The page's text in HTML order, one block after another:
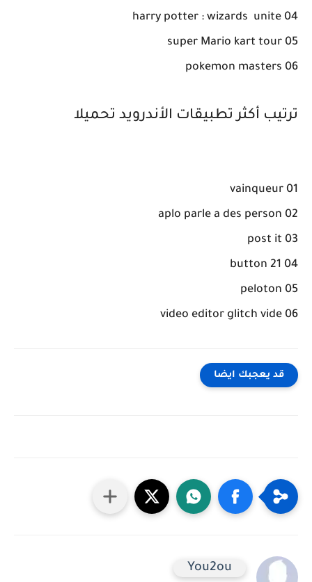
04 harry potter : wizards unite
05 super Mario kart tour
06 pokemon masters
ترتيب أكثر تطبيقات الأندرويد تحميلا
01 vainqueur
02 aplo parle a des person
03 post it
04 21 button
05 peloton
06 video editor glitch vide
قد يعجبك ايضا
You2ou